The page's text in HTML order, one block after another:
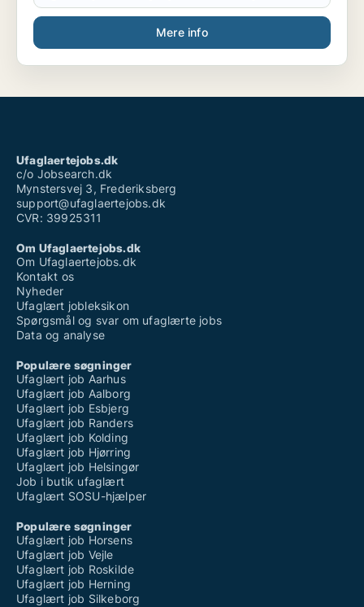
Mere info
Ufaglaertejobs.dk
c/o Jobsearch.dk
Mynstersvej 3, Frederiksberg
support@ufaglaertejobs.dk
CVR: 39925311
Om Ufaglaertejobs.dk
Om Ufaglaertejobs.dk
Kontakt os
Nyheder
Ufaglært jobleksikon
Spørgsmål og svar om ufaglærte jobs
Data og analyse
Populære søgninger
Ufaglært job Aarhus
Ufaglært job Aalborg
Ufaglært job Esbjerg
Ufaglært job Randers
Ufaglært job Kolding
Ufaglært job Hjørring
Ufaglært job Helsingør
Job i butik ufaglært
Ufaglært SOSU-hjælper
Populære søgninger
Ufaglært job Horsens
Ufaglært job Vejle
Ufaglært job Roskilde
Ufaglært job Herning
Ufaglært job Silkeborg